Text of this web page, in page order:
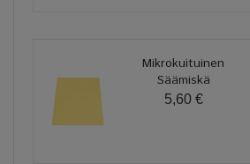
Mikrokuituinen
Säämiskä
5,60 €